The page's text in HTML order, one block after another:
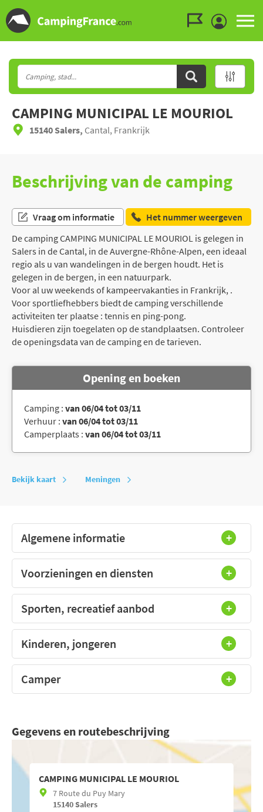
CAMPING MUNICIPAL LE MOURIOL
15140 Salers, Cantal, Frankrijk
Beschrijving van de camping
Vraag om informatie
Het nummer weergeven
De camping CAMPING MUNICIPAL LE MOURIOL is gelegen in
Salers in de Cantal, in de Auvergne-Rhône-Alpen, een ideaal
regio als u van wandelingen in de bergen houdt. Het is
gelegen in de bergen, in een natuurpark.
Voor al uw weekends of kampeervakanties in Frankrijk, .
Voor sportliefhebbers biedt de camping verschillende
activiteiten ter plaatse : tennis en ping-pong.
Huisdieren zijn toegelaten op de standplaatsen. Controleer
de openingsdata van de camping en de tarieven.
Opening en boeken
Camping : van 06/04 tot 03/11
Verhuur : van 06/04 tot 03/11
Camperplaats : van 06/04 tot 03/11
Bekijk kaart Meningen
Algemene informatie
Voorzieningen en diensten
Sporten, recreatief aanbod
Kinderen, jongeren
Camper
Gegevens en routebeschrijving
CAMPING MUNICIPAL LE MOURIOL
7 Route du Puy Mary
15140Salers